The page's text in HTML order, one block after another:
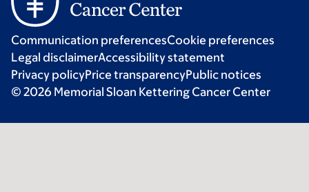
Communication preferencesCookie preferences
Legal disclaimerAccessibility statement
Privacy policyPrice transparencyPublic notices
© 2026 Memorial Sloan Kettering Cancer Center